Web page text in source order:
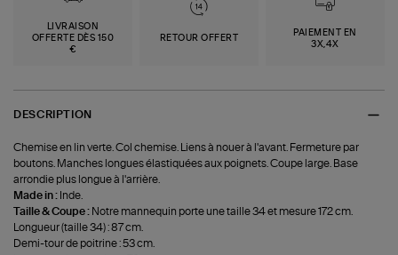
LIVRAISON
OFFERTE DÈS 150
€
RETOUR OFFERT
PAIEMENT EN
3X,4X
DESCRIPTION
Chemise en lin verte. Col chemise. Liens à nouer à l'avant. Fermeture par
boutons. Manches longues élastiquées aux poignets. Coupe large. Base
arrondie plus longue à l'arrière.
Made in : Inde.
Taille & Coupe : Notre mannequin porte une taille 34 et mesure 172 cm.
Longueur (taille 34) : 87 cm.
Demi-tour de poitrine : 53 cm.